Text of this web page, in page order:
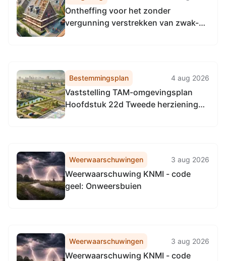
Ontheffing voor het zonder
vergunning verstrekken van zwak-
Jasparstraat te Melick
Bestemmingsplan 4 aug 2026
Vaststelling TAM-omgevingsplan
Hoofdstuk 22d Tweede herziening
Weerwaarschuwingen 3 aug 2026
Weerwaarschuwing KNMI - code
geel: Onweersbuien
Weerwaarschuwingen 3 aug 2026
Weerwaarschuwing KNMI - code